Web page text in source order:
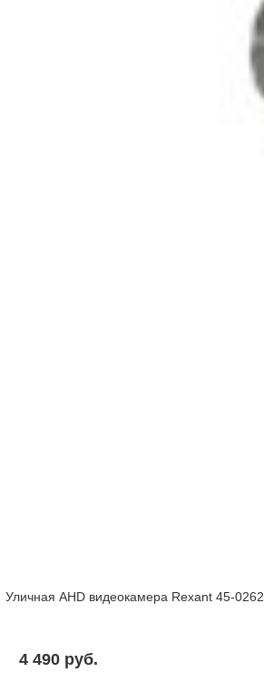
Уличная AHD видеокамера Rexant 45-0262
4 490 pуб.